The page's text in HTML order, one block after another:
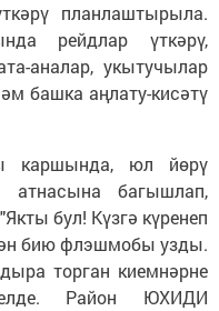
планлаштырыла.
рейдлар үткәрү,
аналар, укытучылар
башка аңлату-кисәтү
каршында, юл йөрү
атнасына багышлап,
бул! Күзгә күренеп
бию флэшмобы узды.
торган киемнәрне
Район ЮХИДИ